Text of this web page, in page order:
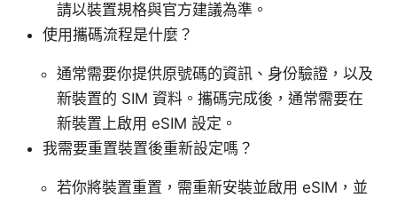
請以裝置規格與官方建議為準。
使用攜碼流程是什麼？
通常需要你提供原號碼的資訊、身份驗證，以及
新裝置的 SIM 資料。攜碼完成後，通常需要在
新裝置上啟用 eSIM 設定。
我需要重置裝置後重新設定嗎？
若你將裝置重置，需重新安裝並啟用 eSIM，並